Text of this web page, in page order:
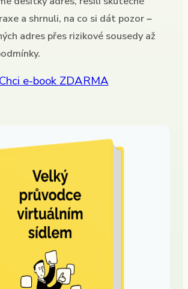
a shrnuli, na co si dát pozor –
adres přes rizikové sousedy až
Chci e-book ZDARMA